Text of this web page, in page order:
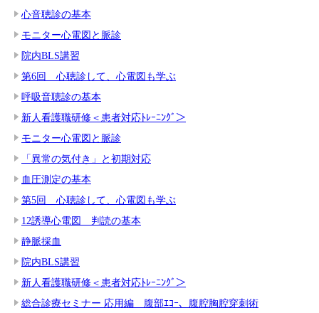
心音聴診の基本
モニター心電図と脈診
院内BLS講習
第6回 心聴診して、心電図も学ぶ
呼吸音聴診の基本
新人看護職研修＜患者対応ﾄﾚｰﾆﾝｸﾞ＞
モニター心電図と脈診
「異常の気付き」と初期対応
血圧測定の基本
第5回 心聴診して、心電図も学ぶ
12誘導心電図 判読の基本
静脈採血
院内BLS講習
新人看護職研修＜患者対応ﾄﾚｰﾆﾝｸﾞ＞
総合診療セミナー 応用編 腹部ｴｺｰ、腹腔胸腔穿刺術